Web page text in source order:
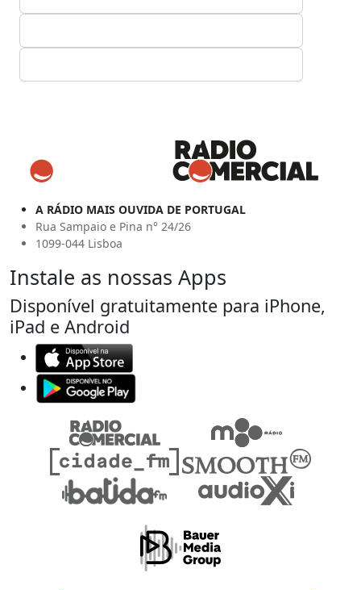
A RÁDIO MAIS OUVIDA DE PORTUGAL
Rua Sampaio e Pina n° 24/26
1099-044 Lisboa
Instale as nossas Apps
Disponível gratuitamente para iPhone,
iPad e Android